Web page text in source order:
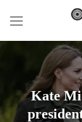
content
Kate